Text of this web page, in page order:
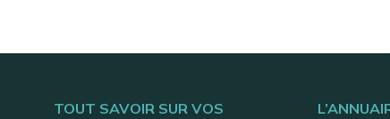
TOUT SAVOIR SUR VOS